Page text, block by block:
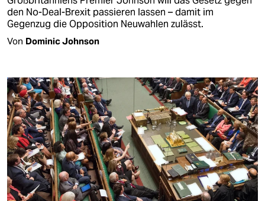
den No-Deal-Brexit passieren lassen – damit im
Gegenzug die Opposition Neuwahlen zulässt.
Von Dominic Johnson